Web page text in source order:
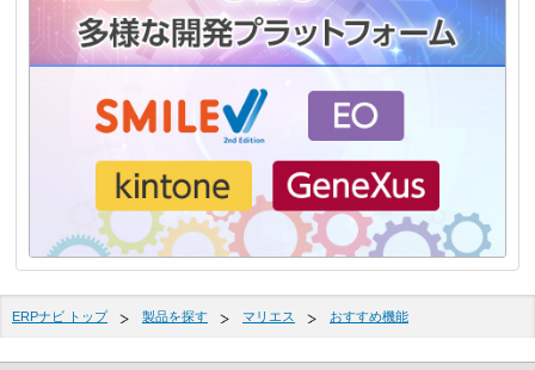
ERPナビ トップ 製品を探す マリエス おすすめ機能